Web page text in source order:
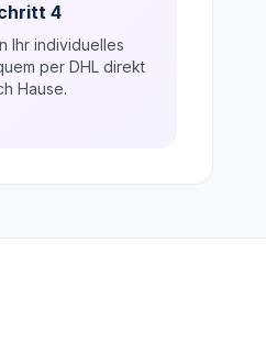
4
Ihr individuelles
per DHL direkt
Hause.